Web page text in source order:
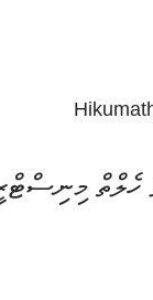
ހެލްތް